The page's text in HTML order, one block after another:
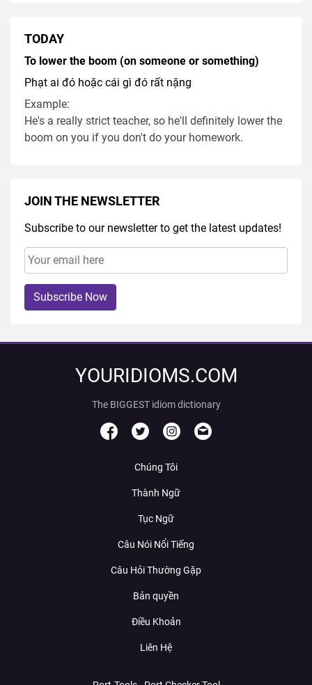
TODAY
To lower the boom (on someone or something)
Phạt ai đó hoặc cái gì đó rất nặng
Example:
He's a really strict teacher, so he'll definitely lower the
boom on you if you don't do your homework.
JOIN THE NEWSLETTER
Subscribe to our newsletter to get the latest updates!
Subscribe Now
YOURIDIOMS.COM
The BIGGEST idiom dictionary
Chúng Tôi
Thành Ngữ
Tục Ngữ
Câu Nói Nổi Tiếng
Câu Hỏi Thường Gặp
Bản quyền
Điều Khoản
Liên Hệ